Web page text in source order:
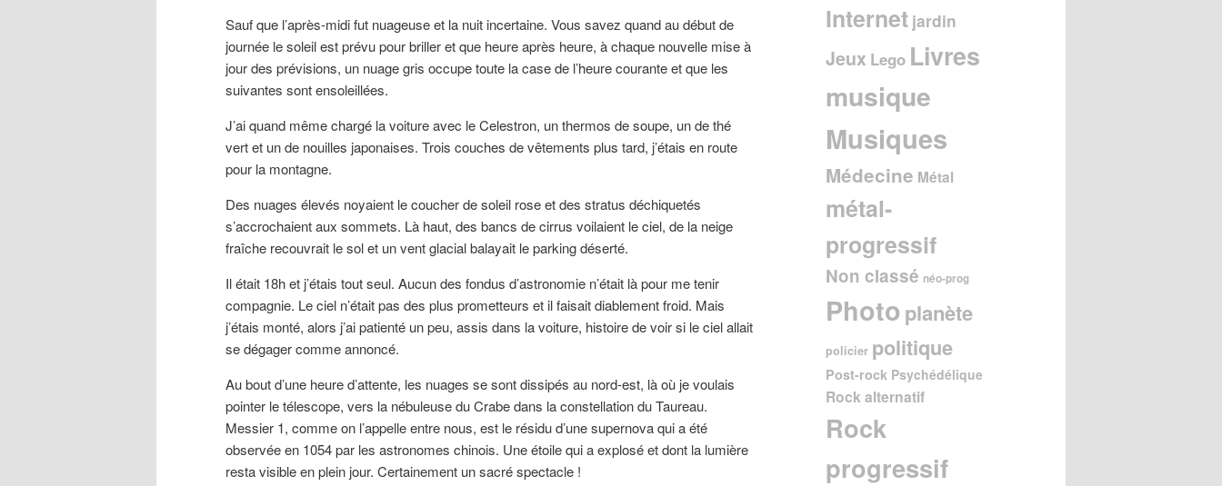
Sauf que l’après-midi fut nuageuse et la nuit incertaine. Vous savez quand au début de
journée le soleil est prévu pour briller et que heure après heure, à chaque nouvelle mise à
jour des prévisions, un nuage gris occupe toute la case de l’heure courante et que les
suivantes sont ensoleillées.
J’ai quand même chargé la voiture avec le Celestron, un thermos de soupe, un de thé
vert et un de nouilles japonaises. Trois couches de vêtements plus tard, j’étais en route
pour la montagne.
Des nuages élevés noyaient le coucher de soleil rose et des stratus déchiquetés
s’accrochaient aux sommets. Là haut, des bancs de cirrus voilaient le ciel, de la neige
fraîche recouvrait le sol et un vent glacial balayait le parking déserté.
Il était 18h et j’étais tout seul. Aucun des fondus d’astronomie n’était là pour me tenir
compagnie. Le ciel n’était pas des plus prometteurs et il faisait diablement froid. Mais
j’étais monté, alors j’ai patienté un peu, assis dans la voiture, histoire de voir si le ciel allait
se dégager comme annoncé.
Au bout d’une heure d’attente, les nuages se sont dissipés au nord-est, là où je voulais
pointer le télescope, vers la nébuleuse du Crabe dans la constellation du Taureau.
Messier 1, comme on l’appelle entre nous, est le résidu d’une supernova qui a été
observée en 1054 par les astronomes chinois. Une étoile qui a explosé et dont la lumière
resta visible en plein jour. Certainement un sacré spectacle !
Internet jardin
Jeux Lego Livres
musique
Musiques
Médecine Métal
métal-
progressif
Non classé néo-prog
Photo planète
policier politique
Post-rock Psychédélique
Rock alternatif
Rock
progressif